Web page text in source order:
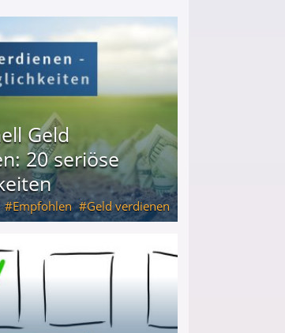
Geld
20 seriöse
Empfohlen Geld verdienen